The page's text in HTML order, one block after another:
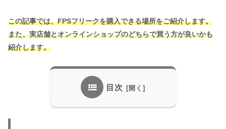
この記事では、FPSフリークを購入できる場所をご紹介します。
また、実店舗とオンラインショップのどちらで買う方が良いかも
紹介します。
目次